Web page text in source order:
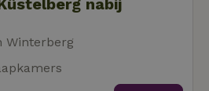
nabij
Winterberg